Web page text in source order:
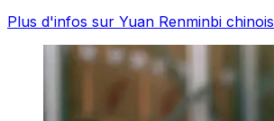
Plus d'infos sur Yuan Renminbi chinois